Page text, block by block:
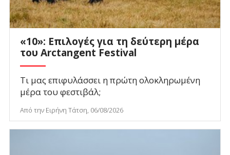
«10»: Επιλογές για τη δεύτερη μέρα
του Arctangent Festival
Τι μας επιφυλάσσει η πρώτη ολοκληρωμένη
μέρα του φεστιβάλ;
Από την Ειρήνη Τάτση, 06/08/2026